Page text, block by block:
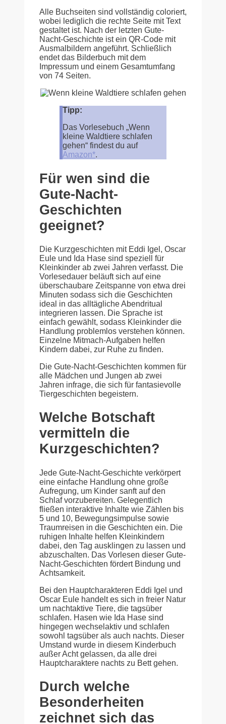
Alle Buchseiten sind vollständig coloriert,
wobei lediglich die rechte Seite mit Text
gestaltet ist. Nach der letzten Gute-
Nacht-Geschichte ist ein QR-Code mit
Ausmalbildern angeführt. Schließlich
endet das Bilderbuch mit dem
Impressum und einem Gesamtumfang
von 74 Seiten.
Tipp:
Das Vorlesebuch „Wenn
kleine Waldtiere schlafen
gehen“ findest du auf
Amazon*.
Für wen sind die
Gute-Nacht-
Geschichten
geeignet?
Die Kurzgeschichten mit Eddi Igel, Oscar
Eule und Ida Hase sind speziell für
Kleinkinder ab zwei Jahren verfasst. Die
Vorlesedauer beläuft sich auf eine
überschaubare Zeitspanne von etwa drei
Minuten sodass sich die Geschichten
ideal in das alltägliche Abendritual
integrieren lassen. Die Sprache ist
einfach gewählt, sodass Kleinkinder die
Handlung problemlos verstehen können.
Einzelne Mitmach-Aufgaben helfen
Kindern dabei, zur Ruhe zu finden.
Die Gute-Nacht-Geschichten kommen für
alle Mädchen und Jungen ab zwei
Jahren infrage, die sich für fantasievolle
Tiergeschichten begeistern.
Welche Botschaft
vermitteln die
Kurzgeschichten?
Jede Gute-Nacht-Geschichte verkörpert
eine einfache Handlung ohne große
Aufregung, um Kinder sanft auf den
Schlaf vorzubereiten. Gelegentlich
fließen interaktive Inhalte wie Zählen bis
5 und 10, Bewegungsimpulse sowie
Traumreisen in die Geschichten ein. Die
ruhigen Inhalte helfen Kleinkindern
dabei, den Tag ausklingen zu lassen und
abzuschalten. Das Vorlesen dieser Gute-
Nacht-Geschichten fördert Bindung und
Achtsamkeit.
Bei den Hauptcharakteren Eddi Igel und
Oscar Eule handelt es sich in freier Natur
um nachtaktive Tiere, die tagsüber
schlafen. Hasen wie Ida Hase sind
hingegen wechselaktiv und schlafen
sowohl tagsüber als auch nachts. Dieser
Umstand wurde in diesem Kinderbuch
außer Acht gelassen, da alle drei
Hauptcharaktere nachts zu Bett gehen.
Durch welche
Besonderheiten
zeichnet sich das